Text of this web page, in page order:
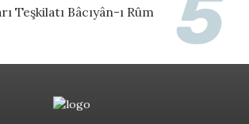
Teşkilatı Bâcıyân-ı Rûm